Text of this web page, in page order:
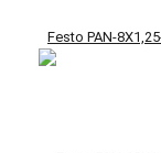
Festo PAN-